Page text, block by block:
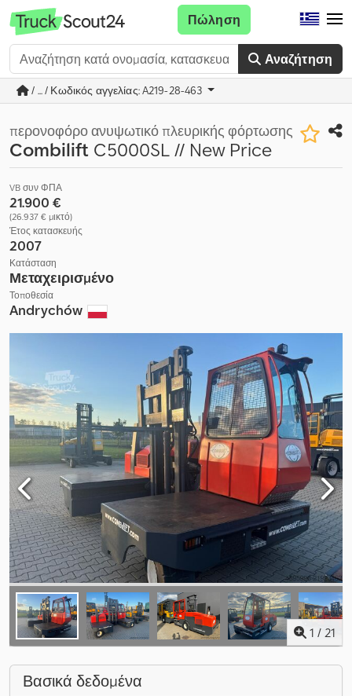
Αναζήτηση
Πώληση
/ ... / Κωδικός αγγελίας: A219-28-463
περονοφόρο ανυψωτικό πλευρικής φόρτωσης
Combilift C5000SL // New Price
VB συν ΦΠΑ
21.900 €
(26.937 € μικτό)
Έτος κατασκευής
2007
Κατάσταση
Μεταχειρισμένο
Τοποθεσία
Andrychów
1 / 21
Βασικά δεδομένα